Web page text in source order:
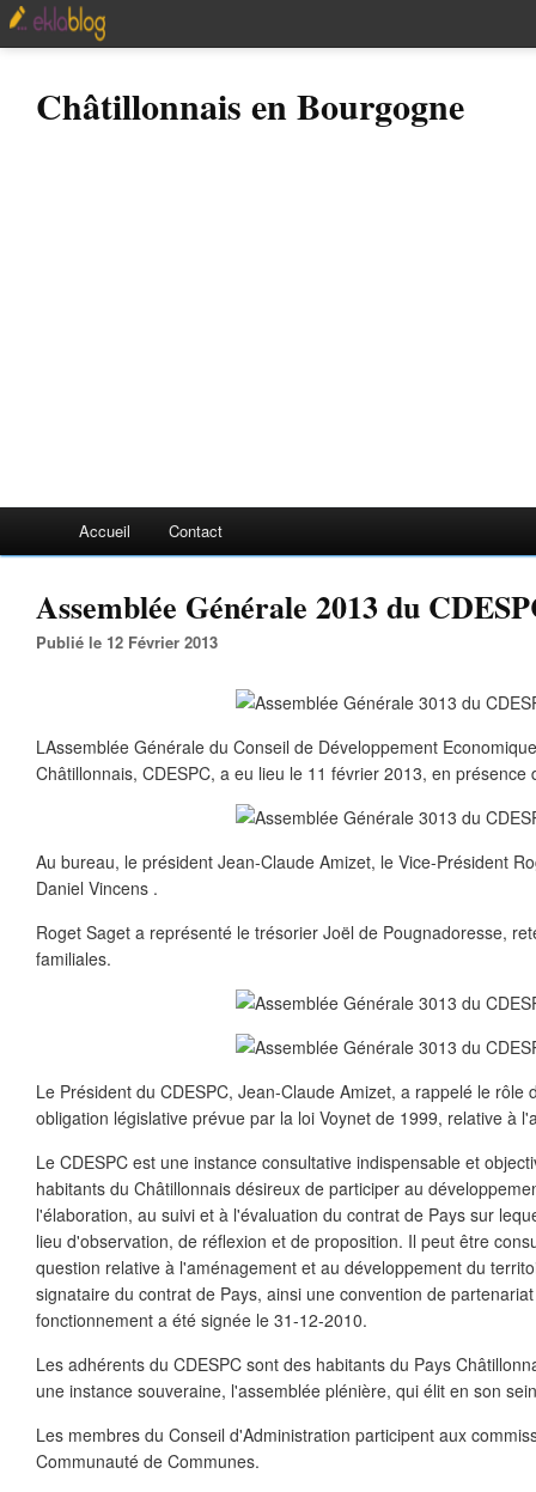
Châtillonnais en Bourgogne
Accueil Contact
Assemblée Générale 2013 du
Publié le 12 Février 2013
LAssemblée Générale du Conseil de Développement
Châtillonnais, CDESPC, a eu lieu le 11 février 2013, en présence
Au bureau, le président Jean-Claude Amizet, le Vice-Président
Daniel Vincens .
Roget Saget a représenté le trésorier Joël de Pougnadoresse,
familiales.
Le Président du CDESPC, Jean-Claude Amizet, a rappelé le rôle
obligation législative prévue par la loi Voynet de 1999, relative à
Le CDESPC est une instance consultative indispensable et
habitants du Châtillonnais désireux de participer au
l'élaboration, au suivi et à l'évaluation du contrat de Pays sur
lieu d'observation, de réflexion et de proposition. Il peut être
question relative à l'aménagement et au développement du
signataire du contrat de Pays, ainsi une convention de
fonctionnement a été signée le 31-12-2010.
Les adhérents du CDESPC sont des habitants du Pays
une instance souveraine, l'assemblée plénière, qui élit en son
Les membres du Conseil d'Administration participent aux
Communauté de Communes.